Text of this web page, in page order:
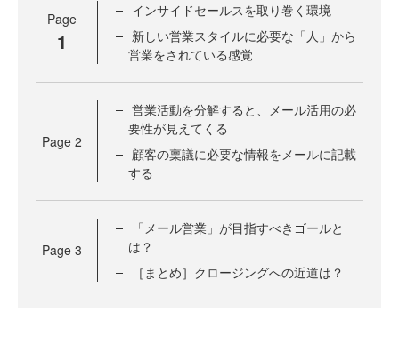
Page
1
インサイドセールスを取り巻く環境
新しい営業スタイルに必要な「人」から
営業をされている感覚
Page 2
営業活動を分解すると、メール活用の必
要性が見えてくる
顧客の稟議に必要な情報をメールに記載
する
Page 3
「メール営業」が目指すべきゴールと
は？
［まとめ］クロージングへの近道は？